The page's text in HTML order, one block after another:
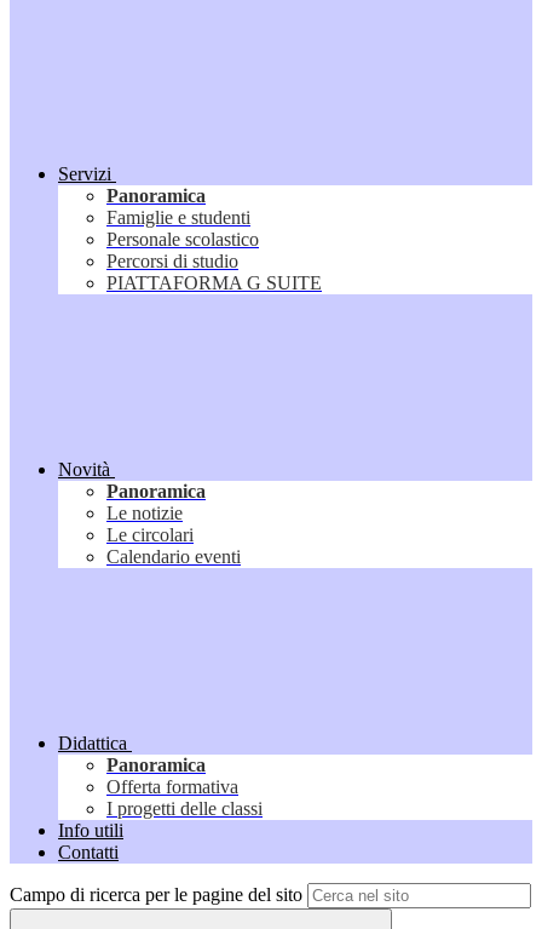
Servizi
Panoramica
Famiglie e studenti
Personale scolastico
Percorsi di studio
PIATTAFORMA G SUITE
Novità
Panoramica
Le notizie
Le circolari
Calendario eventi
Didattica
Panoramica
Offerta formativa
I progetti delle classi
Info utili
Contatti
Campo di ricerca per le pagine del sito